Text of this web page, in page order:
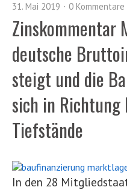
31. Mai 2019 0 Kommentare
Zinskommentar
deutsche
steigt und die
sich in
Tiefstände
In den 28